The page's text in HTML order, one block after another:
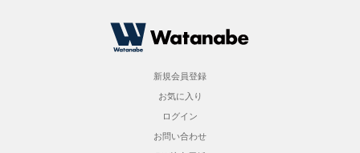
新規会員登録
お気に入り
ログイン
お問い合わせ